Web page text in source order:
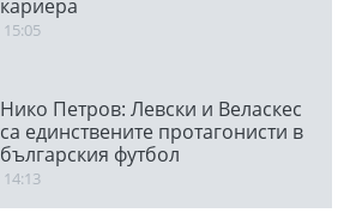
кариера
15:05
Нико Петров: Левски и Веласкес
са единствените протагонисти в
българския футбол
14:13